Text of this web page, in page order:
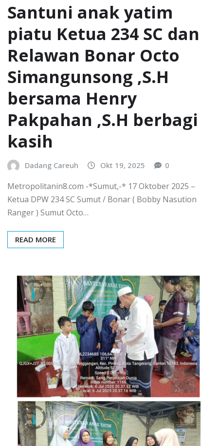
Santuni anak yatim
piatu Ketua 234 SC dan
Relawan Bonar Octo
Simangunsong ,S.H
bersama Henry
Pakpahan ,S.H berbagi
kasih
Dadang Careuh Okt 19, 2025 0
Metropolitanin8.com -*Sumut,-* 17 Oktober 2025 –
Ketua DPW 234 SC Sumut / Bonar ( Bobby Nasution
Ranger ) Sumut Octo…
READ MORE